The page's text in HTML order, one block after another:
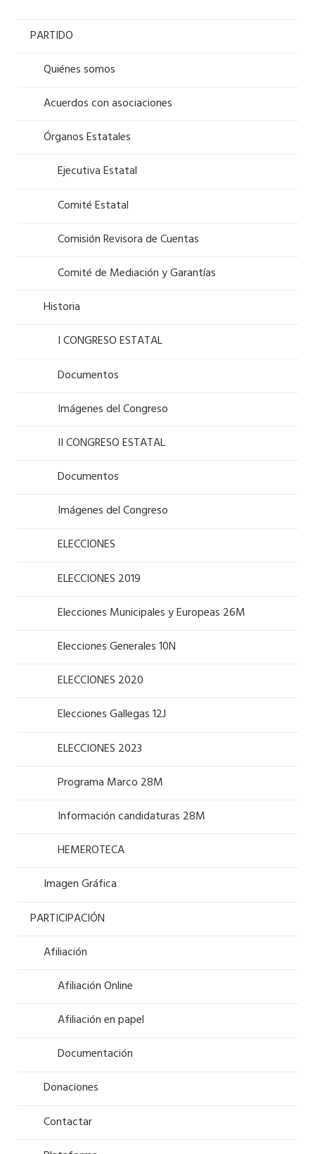
PARTIDO
Quiénes somos
Acuerdos con asociaciones
Órganos Estatales
Ejecutiva Estatal
Comité Estatal
Comisión Revisora de Cuentas
Comité de Mediación y Garantías
Historia
I CONGRESO ESTATAL
Documentos
Imágenes del Congreso
II CONGRESO ESTATAL
Documentos
Imágenes del Congreso
ELECCIONES
ELECCIONES 2019
Elecciones Municipales y Europeas 26M
Elecciones Generales 10N
ELECCIONES 2020
Elecciones Gallegas 12J
ELECCIONES 2023
Programa Marco 28M
Información candidaturas 28M
HEMEROTECA
Imagen Gráfica
PARTICIPACIÓN
Afiliación
Afiliación Online
Afiliación en papel
Documentación
Donaciones
Contactar